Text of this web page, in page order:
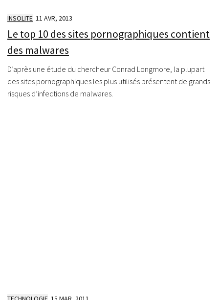
INSOLITE 11 AVR, 2013
Le top 10 des sites pornographiques contient
des malwares
D’après une étude du chercheur Conrad Longmore, la plupart
des sites pornographiques les plus utilisés présentent de grands
risques d’infections de malwares.